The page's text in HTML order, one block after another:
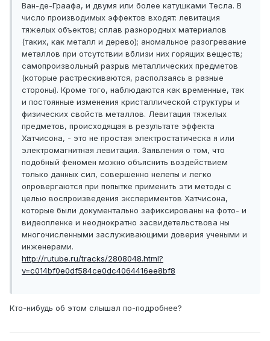
Ван-де-Граафа, и двумя или более катушками Тесла. В
число производимых эффектов входят: левитация
тяжелых объектов; сплав разнородных материалов
(таких, как металл и дерево); аномальное разогревание
металлов при отсутствии вблизи них горящих веществ;
самопроизвольный разрыв металлических предметов
(которые растрескиваются, расползаясь в разные
стороны). Кроме того, наблюдаются как временные, так
и постоянные изменения кристаллической структуры и
физических свойств металлов. Левитация тяжелых
предметов, происходящая в результате эффекта
Хатчисона, - это не простая электростатическа я или
электромагнитная левитация. Заявления о том, что
подобный феномен можно объяснить воздействием
только данных сил, совершенно нелепы и легко
опровергаются при попытке применить эти методы с
целью воспроизведения экспериментов Хатчисона,
которые были документально зафиксированы на фото- и
видеопленке и неоднократно засвидетельствова ны
многочисленными заслуживающими доверия учеными и
инженерами.
http://rutube.ru/tracks/2808048.html?
v=c014bf0e0df584ce0dc4064416ee8bf8
Кто-нибудь об этом слышал по-подробнее?